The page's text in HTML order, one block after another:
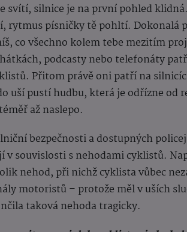
svítí, silnice je na první pohled
rytmus písničky tě pohltí. Dokonalá
co všechno kolem tebe mezitím
podcasty nebo telefonáty
Přitom právě oni patří na
uší pustí hudbu, která je odřízne od
až naslepo.
bezpečnosti a dostupných
v souvislosti s nehodami cyklistů.
nehod, při nichž cyklista vůbec
motoristů – protože měl v uších
taková nehoda tragicky.